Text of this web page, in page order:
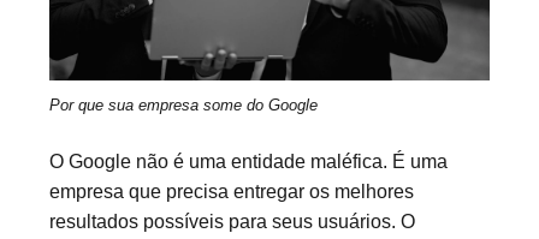
Por que sua empresa some do Google
O Google não é uma entidade maléfica. É uma
empresa que precisa entregar os melhores
resultados possíveis para seus usuários. O